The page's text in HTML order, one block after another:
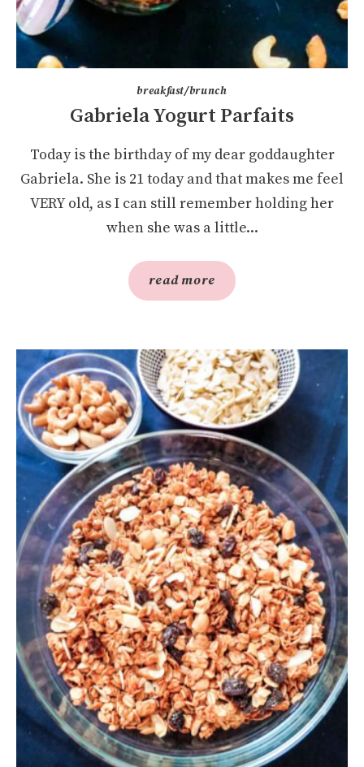
breakfast/brunch
Gabriela Yogurt Parfaits
Today is the birthday of my dear goddaughter
Gabriela. She is 21 today and that makes me feel
VERY old, as I can still remember holding her
when she was a little...
read more